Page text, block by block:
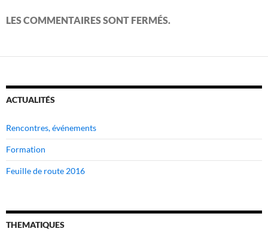
LES COMMENTAIRES SONT FERMÉS.
ACTUALITÉS
Rencontres, événements
Formation
Feuille de route 2016
THEMATIQUES